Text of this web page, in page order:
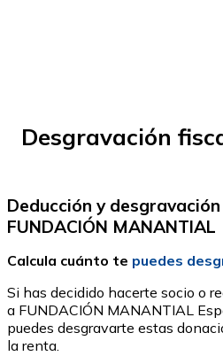
Desgravación
Deducción y
FUNDACIÓN MANANTIAL
Calcula cuánto te puedes
Si has decidido hacerte socio o
a FUNDACIÓN MANANTIAL
puedes desgravarte estas
la renta.